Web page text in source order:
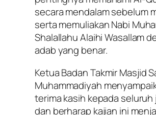
secara mendalam sebelum
serta memuliakan Nabi
Shalallahu Alaihi Wasallam
adab yang benar.
Ketua Badan Takmir Masjid
Muhammadiyah
terima kasih kepada seluruh
dan berharap kajian ini